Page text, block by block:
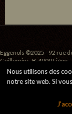
Eggenols ©2025 - 92 rue
Guillemins, B-4000 Liège
Nous utilisons des
notre site web. Si